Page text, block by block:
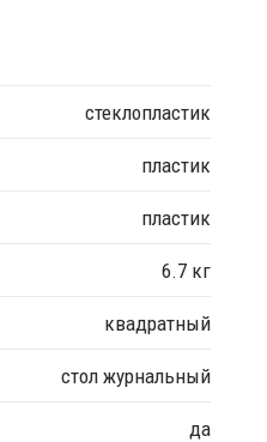
стеклопластик
пластик
пластик
6.7 кг
квадратный
стол журнальный
да